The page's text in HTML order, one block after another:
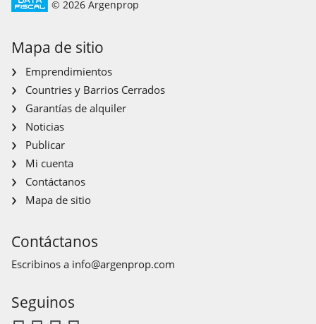
© 2026 Argenprop
Mapa de sitio
Emprendimientos
Countries y Barrios Cerrados
Garantías de alquiler
Noticias
Publicar
Mi cuenta
Contáctanos
Mapa de sitio
Contáctanos
Escribinos a info@argenprop.com
Seguinos